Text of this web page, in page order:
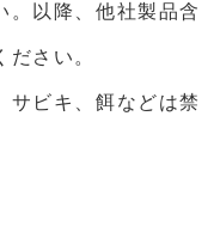
以降、他社製品含
さい。
ビキ、餌などは禁